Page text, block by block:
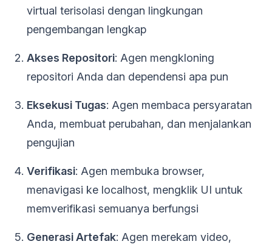
virtual terisolasi dengan lingkungan
pengembangan lengkap
Akses Repositori: Agen mengkloning
repositori Anda dan dependensi apa pun
Eksekusi Tugas: Agen membaca persyaratan
Anda, membuat perubahan, dan menjalankan
pengujian
Verifikasi: Agen membuka browser,
menavigasi ke localhost, mengklik UI untuk
memverifikasi semuanya berfungsi
Generasi Artefak: Agen merekam video,